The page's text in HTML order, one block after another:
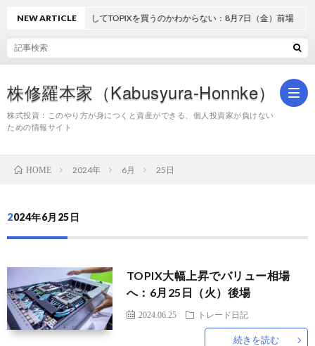
株修羅本家（Kabusyura-Honnke）
株式投資：このやり方が身につくと資産ができる、個人投資家が負けない
ための情報サイト
NEW ARTICLEどうしてTOPIXを買うのかわからない：8月7日（金）前場
HOME 2024年 6月 25日
2024年6月25日
TOPIX大幅上昇でバリュー相場
へ：6月25日（火）後場
2024.06.25 トレード日記
続きを読む